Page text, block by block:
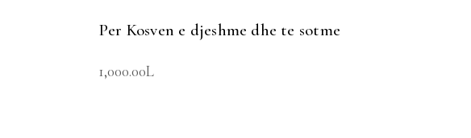
Per Kosven e djeshme dhe te sotme
1,000.00L